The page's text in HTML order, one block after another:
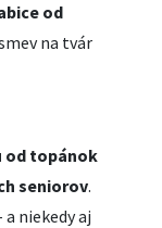
od
na tvár
od topánok
seniorov.
niekedy aj